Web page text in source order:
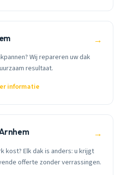
→
Wij repareren uw dak
resultaat.
informatie
→
kost? Elk dak is anders: u krijgt
offerte zonder verrassingen.